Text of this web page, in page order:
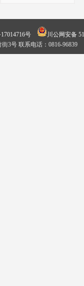
号
川公网安备
3号 联系电话：0816-96839